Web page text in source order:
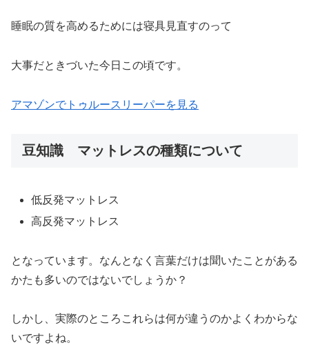
睡眠の質を高めるためには寝具見直すのって
大事だときづいた今日この頃です。
アマゾンでトゥルースリーパーを見る
豆知識 マットレスの種類について
低反発マットレス
高反発マットレス
となっています。なんとなく言葉だけは聞いたことがある
かたも多いのではないでしょうか？
しかし、実際のところこれらは何が違うのかよくわからな
いですよね。